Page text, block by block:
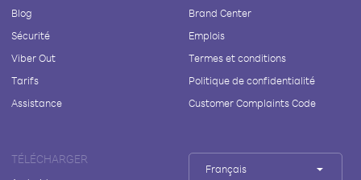
Blog
Sécurité
Viber Out
Tarifs
Assistance
Brand Center
Emplois
Termes et conditions
Politique de confidentialité
Customer Complaints Code
TÉLÉCHARGER
Français